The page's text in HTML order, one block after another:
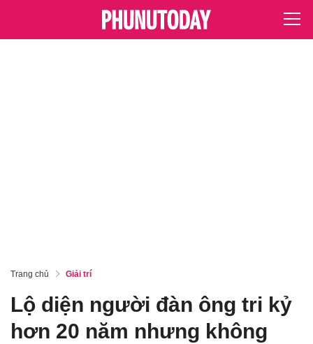
Trang chủ Giải trí
Lộ diện người đàn ông tri kỷ
hơn 20 năm nhưng không